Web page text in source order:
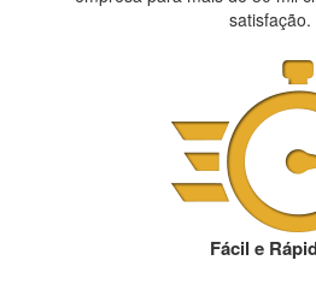
satisfação.
Fácil e